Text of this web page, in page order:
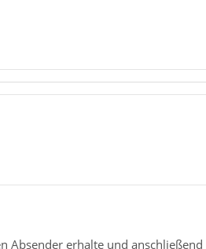
Absender erhalte und